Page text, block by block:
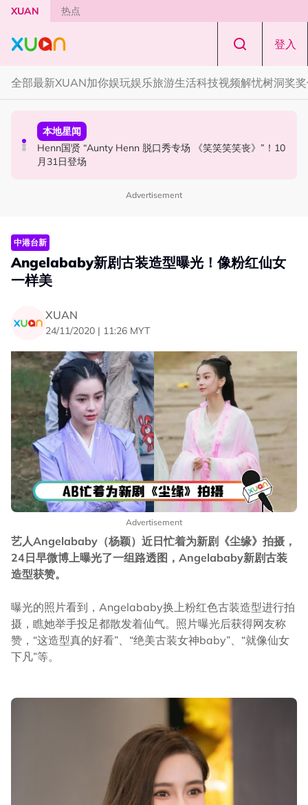
Skip to main content
XUAN 热点
登入
全部最新XUAN加你娱玩娱乐旅游生活科技视频解忧树洞奖
活动
Cadbury Dairy Milk x Lotus Biscoff 登陆大马！
本地星闻
Henn国贤 “Aunty Henn 脱口秀专场 《笑笑笑笑丧》”！10
月31日登场
国际星闻
Tom Holland “Spiderman” 替身曝光！“替完蜘蛛人，马上
又去演忍者”
Advertisement
中港台新
Angelababy新剧古装造型曝光！像粉红仙女
一样美
XUAN
24/11/2020 | 11:26 MYT
Advertisement
艺人Angelababy（杨颖）近日忙着为新剧《尘缘》拍摄，
24日早微博上曝光了一组路透图，Angelababy新剧古装
造型获赞。
曝光的照片看到，Angelababy换上粉红色古装造型进行拍
摄，瞧她举手投足都散发着仙气。照片曝光后获得网友称
赞，“这造型真的好看”、“绝美古装女神baby”、“就像仙女
下凡”等。